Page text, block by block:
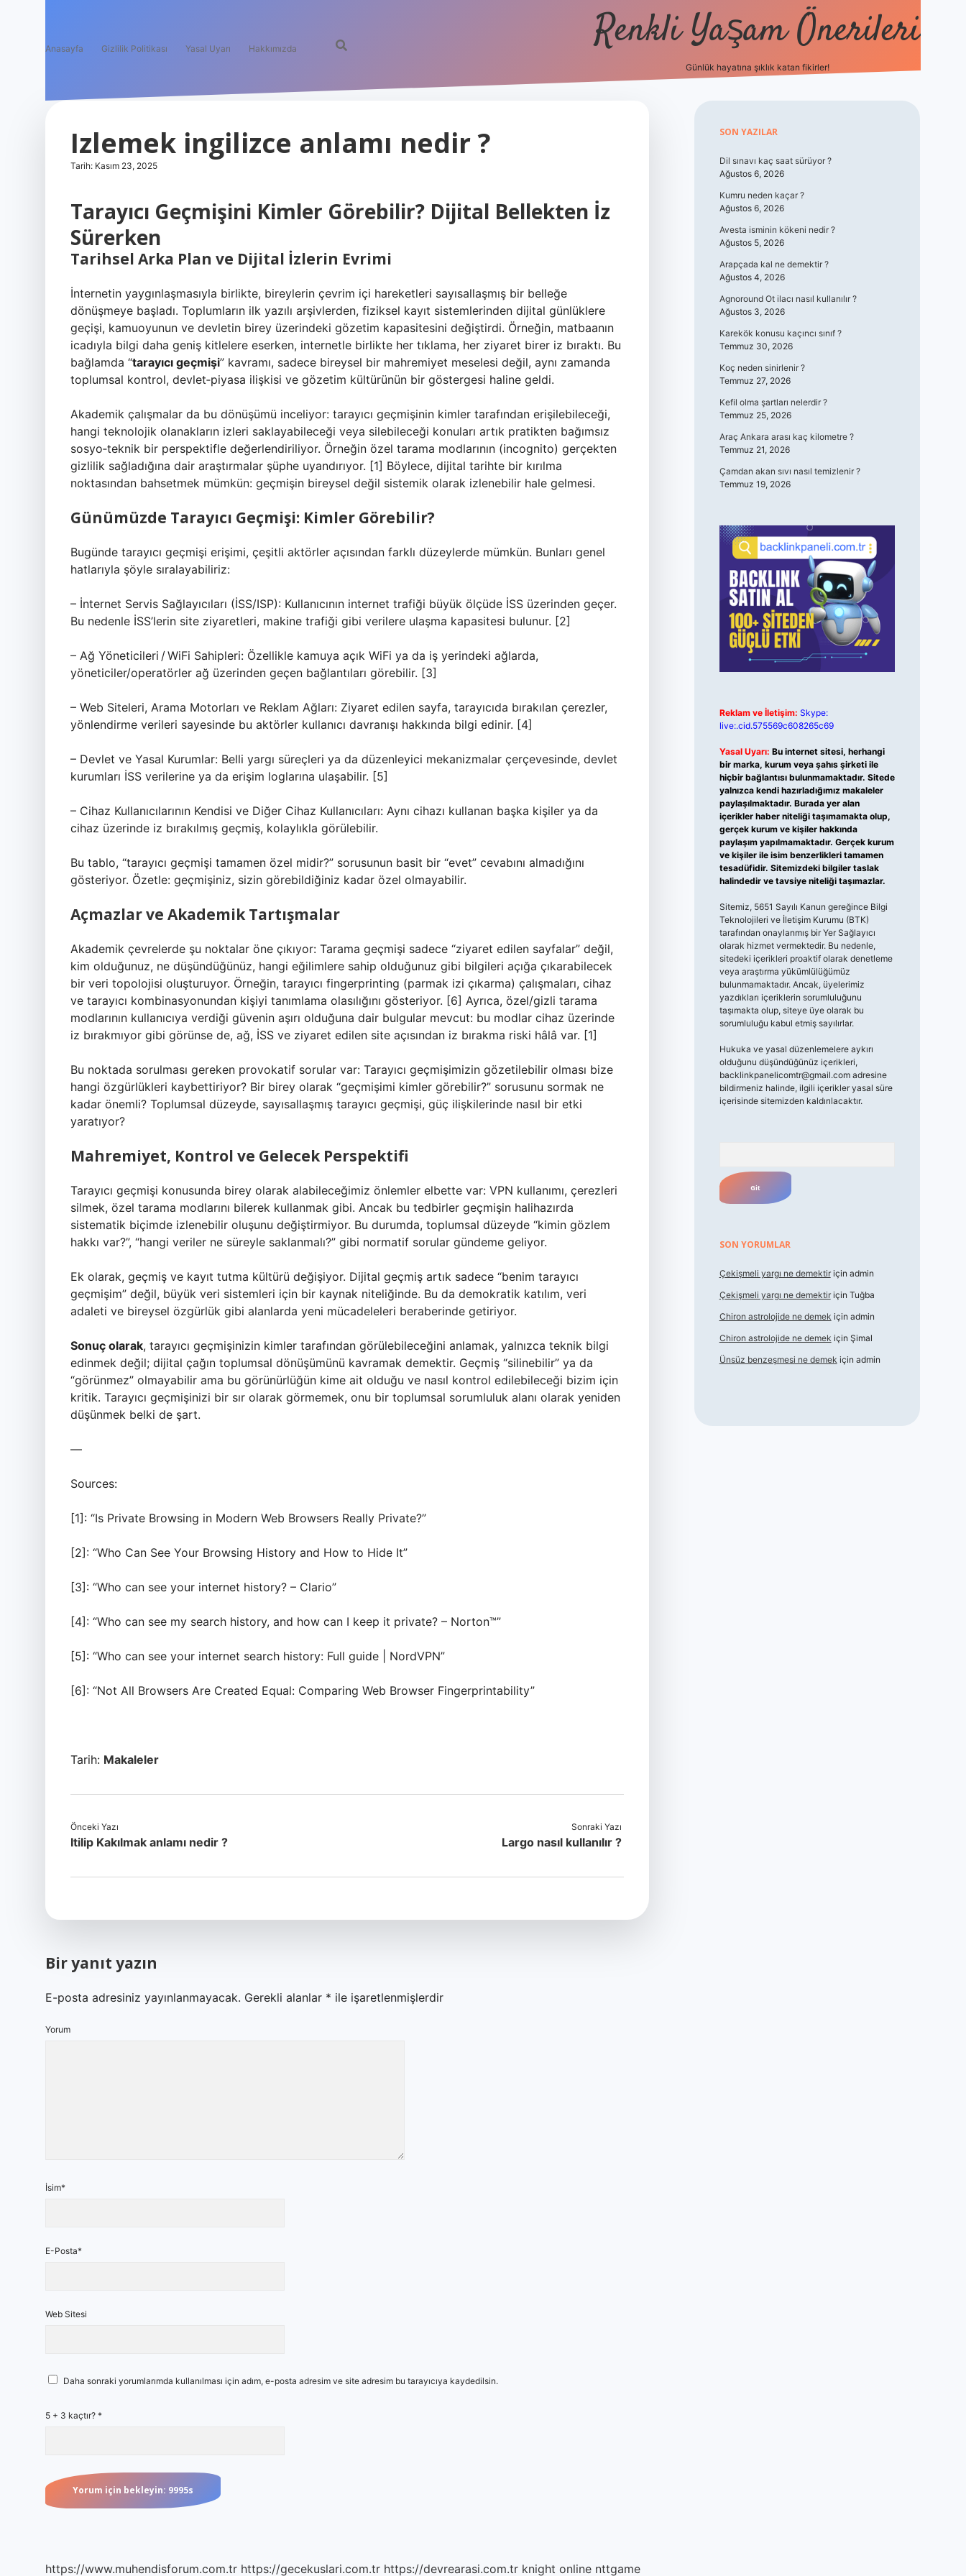
Anasayfa Gizlilik Politikası Yasal Uyarı Hakkımızda Renkli Yaşam Önerileri
Günlük hayatına şıklık katan fikirler!
Izlemek ingilizce anlamı nedir ?
Tarih: Kasım 23, 2025
Tarayıcı Geçmişini Kimler Görebilir? Dijital Bellekten İz
Sürerken
Tarihsel Arka Plan ve Dijital İzlerin Evrimi
İnternetin yaygınlaşmasıyla birlikte, bireylerin çevrim içi hareketleri sayısallaşmış bir belleğe
dönüşmeye başladı. Toplumların ilk yazılı arşivlerden, fiziksel kayıt sistemlerinden dijital günlüklere
geçişi, kamuoyunun ve devletin birey üzerindeki gözetim kapasitesini değiştirdi. Örneğin, matbaanın
icadıyla bilgi daha geniş kitlelere eserken, internetle birlikte her tıklama, her ziyaret birer iz bıraktı. Bu
bağlamda “tarayıcı geçmişi” kavramı, sadece bireysel bir mahremiyet meselesi değil, aynı zamanda
toplumsal kontrol, devlet‑piyasa ilişkisi ve gözetim kültürünün bir göstergesi haline geldi.
Akademik çalışmalar da bu dönüşümü inceliyor: tarayıcı geçmişinin kimler tarafından erişilebileceği,
hangi teknolojik olanakların izleri saklayabileceği veya silebileceği konuları artık pratikten bağımsız
sosyo‑teknik bir perspektifle değerlendiriliyor. Örneğin özel tarama modlarının (incognito) gerçekten
gizlilik sağladığına dair araştırmalar şüphe uyandırıyor. [1] Böylece, dijital tarihte bir kırılma
noktasından bahsetmek mümkün: geçmişin bireysel değil sistemik olarak izlenebilir hale gelmesi.
Günümüzde Tarayıcı Geçmişi: Kimler Görebilir?
Bugünde tarayıcı geçmişi erişimi, çeşitli aktörler açısından farklı düzeylerde mümkün. Bunları genel
hatlarıyla şöyle sıralayabiliriz:
– İnternet Servis Sağlayıcıları (İSS/ISP): Kullanıcının internet trafiği büyük ölçüde İSS üzerinden geçer.
Bu nedenle İSS’lerin site ziyaretleri, makine trafiği gibi verilere ulaşma kapasitesi bulunur. [2]
– Ağ Yöneticileri / WiFi Sahipleri: Özellikle kamuya açık WiFi ya da iş yerindeki ağlarda,
yöneticiler/operatörler ağ üzerinden geçen bağlantıları görebilir. [3]
– Web Siteleri, Arama Motorları ve Reklam Ağları: Ziyaret edilen sayfa, tarayıcıda bırakılan çerezler,
yönlendirme verileri sayesinde bu aktörler kullanıcı davranışı hakkında bilgi edinir. [4]
– Devlet ve Yasal Kurumlar: Belli yargı süreçleri ya da düzenleyici mekanizmalar çerçevesinde, devlet
kurumları İSS verilerine ya da erişim loglarına ulaşabilir. [5]
– Cihaz Kullanıcılarının Kendisi ve Diğer Cihaz Kullanıcıları: Aynı cihazı kullanan başka kişiler ya da
cihaz üzerinde iz bırakılmış geçmiş, kolaylıkla görülebilir.
Bu tablo, “tarayıcı geçmişi tamamen özel midir?” sorusunun basit bir “evet” cevabını almadığını
gösteriyor. Özetle: geçmişiniz, sizin görebildiğiniz kadar özel olmayabilir.
Açmazlar ve Akademik Tartışmalar
Akademik çevrelerde şu noktalar öne çıkıyor: Tarama geçmişi sadece “ziyaret edilen sayfalar” değil,
kim olduğunuz, ne düşündüğünüz, hangi eğilimlere sahip olduğunuz gibi bilgileri açığa çıkarabilecek
bir veri topolojisi oluşturuyor. Örneğin, tarayıcı fingerprinting (parmak izi çıkarma) çalışmaları, cihaz
ve tarayıcı kombinasyonundan kişiyi tanımlama olasılığını gösteriyor. [6] Ayrıca, özel/gizli tarama
modlarının kullanıcıya verdiği güvenin aşırı olduğuna dair bulgular mevcut: bu modlar cihaz üzerinde
iz bırakmıyor gibi görünse de, ağ, İSS ve ziyaret edilen site açısından iz bırakma riski hâlâ var. [1]
Bu noktada sorulması gereken provokatif sorular var: Tarayıcı geçmişimizin gözetilebilir olması bize
hangi özgürlükleri kaybettiriyor? Bir birey olarak “geçmişimi kimler görebilir?” sorusunu sormak ne
kadar önemli? Toplumsal düzeyde, sayısallaşmış tarayıcı geçmişi, güç ilişkilerinde nasıl bir etki
yaratıyor?
Mahremiyet, Kontrol ve Gelecek Perspektifi
Tarayıcı geçmişi konusunda birey olarak alabileceğimiz önlemler elbette var: VPN kullanımı, çerezleri
silmek, özel tarama modlarını bilerek kullanmak gibi. Ancak bu tedbirler geçmişin halihazırda
sistematik biçimde izlenebilir oluşunu değiştirmiyor. Bu durumda, toplumsal düzeyde “kimin gözlem
hakkı var?”, “hangi veriler ne süreyle saklanmalı?” gibi normatif sorular gündeme geliyor.
Ek olarak, geçmiş ve kayıt tutma kültürü değişiyor. Dijital geçmiş artık sadece “benim tarayıcı
geçmişim” değil, büyük veri sistemleri için bir kaynak niteliğinde. Bu da demokratik katılım, veri
adaleti ve bireysel özgürlük gibi alanlarda yeni mücadeleleri beraberinde getiriyor.
Sonuç olarak, tarayıcı geçmişinizin kimler tarafından görülebileceğini anlamak, yalnızca teknik bilgi
edinmek değil; dijital çağın toplumsal dönüşümünü kavramak demektir. Geçmiş “silinebilir” ya da
“görünmez” olmayabilir ama bu görünürlüğün kime ait olduğu ve nasıl kontrol edilebileceği bizim için
kritik. Tarayıcı geçmişinizi bir sır olarak görmemek, onu bir toplumsal sorumluluk alanı olarak yeniden
düşünmek belki de şart.
—
Sources:
[1]: “Is Private Browsing in Modern Web Browsers Really Private?”
[2]: “Who Can See Your Browsing History and How to Hide It”
[3]: “Who can see your internet history? – Clario”
[4]: “Who can see my search history, and how can I keep it private? – Norton™”
[5]: “Who can see your internet search history: Full guide | NordVPN”
[6]: “Not All Browsers Are Created Equal: Comparing Web Browser Fingerprintability”
Tarih: Makaleler
Önceki Yazı
Itilip Kakılmak anlamı nedir ?
Sonraki Yazı
Largo nasıl kullanılır ?
Bir yanıt yazın
E-posta adresiniz yayınlanmayacak. Gerekli alanlar * ile işaretlenmişlerdir
Yorum
İsim*
E-Posta*
Web Sitesi
Daha sonraki yorumlarımda kullanılması için adım, e-posta adresim ve site adresim bu tarayıcıya kaydedilsin.
5 + 3 kaçtır? *
https://www.muhendisforum.com.tr https://gecekuslari.com.tr https://devrearasi.com.tr knight online nttgame
Sidebar
SON YAZILAR
Dil sınavı kaç saat sürüyor ?
Ağustos 6, 2026
Kumru neden kaçar ?
Ağustos 6, 2026
Avesta isminin kökeni nedir ?
Ağustos 5, 2026
Arapçada kal ne demektir ?
Ağustos 4, 2026
Agnoround Ot ilacı nasıl kullanılır ?
Ağustos 3, 2026
Karekök konusu kaçıncı sınıf ?
Temmuz 30, 2026
Koç neden sinirlenir ?
Temmuz 27, 2026
Kefil olma şartları nelerdir ?
Temmuz 25, 2026
Araç Ankara arası kaç kilometre ?
Temmuz 21, 2026
Çamdan akan sıvı nasıl temizlenir ?
Temmuz 19, 2026
Reklam ve İletişim: Skype:
live:.cid.575569c608265c69
Yasal Uyarı: Bu internet sitesi, herhangi
bir marka, kurum veya şahıs şirketi ile
hiçbir bağlantısı bulunmamaktadır. Sitede
yalnızca kendi hazırladığımız makaleler
paylaşılmaktadır. Burada yer alan
içerikler haber niteliği taşımamakta olup,
gerçek kurum ve kişiler hakkında
paylaşım yapılmamaktadır. Gerçek kurum
ve kişiler ile isim benzerlikleri tamamen
tesadüfidir. Sitemizdeki bilgiler taslak
halindedir ve tavsiye niteliği taşımazlar.
Sitemiz, 5651 Sayılı Kanun gereğince Bilgi
Teknolojileri ve İletişim Kurumu (BTK)
tarafından onaylanmış bir Yer Sağlayıcı
olarak hizmet vermektedir. Bu nedenle,
sitedeki içerikleri proaktif olarak denetleme
veya araştırma yükümlülüğümüz
bulunmamaktadır. Ancak, üyelerimiz
yazdıkları içeriklerin sorumluluğunu
taşımakta olup, siteye üye olarak bu
sorumluluğu kabul etmiş sayılırlar.
Hukuka ve yasal düzenlemelere aykırı
olduğunu düşündüğünüz içerikleri,
backlinkpanelicomtr@gmail.comadresine
bildirmeniz halinde, ilgili içerikler yasal süre
içerisinde sitemizden kaldırılacaktır.
SON YORUMLAR
Çekişmeli yargı ne demektiriçin admin
Çekişmeli yargı ne demektiriçin Tuğba
Chiron astrolojide ne demek için admin
Chiron astrolojide ne demek için Şimal
Ünsüz benzeşmesi ne demek için admin